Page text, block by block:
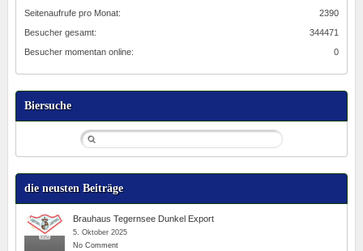
2390
Seitenaufrufe pro Monat:
344471
Besucher gesamt:
0
Besucher momentan online:
Biersuche
die neusten Beiträge
Brauhaus Tegernsee Dunkel Export
5. Oktober 2025
No Comment